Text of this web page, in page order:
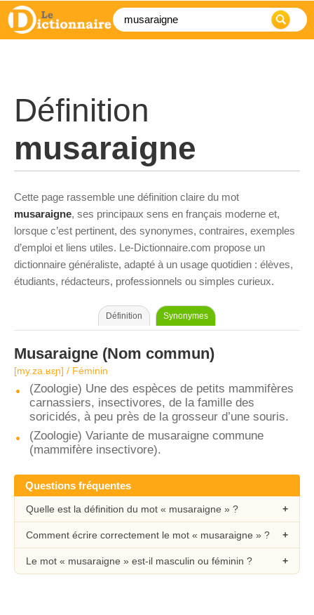
Définition
musaraigne
Cette page rassemble une définition claire du mot
musaraigne, ses principaux sens en français moderne et,
lorsque c’est pertinent, des synonymes, contraires, exemples
d’emploi et liens utiles. Le-Dictionnaire.com propose un
dictionnaire généraliste, adapté à un usage quotidien : élèves,
étudiants, rédacteurs, professionnels ou simples curieux.
Définition Synonymes
Musaraigne (Nom commun)
[my.za.ʁɛɲ] / Féminin
(Zoologie) Une des espèces de petits mammifères
carnassiers, insectivores, de la famille des
soricidés, à peu près de la grosseur d’une souris.
(Zoologie) Variante de musaraigne commune
(mammifère insectivore).
Questions fréquentes
Quelle est la définition du mot « musaraigne » ?
Comment écrire correctement le mot « musaraigne » ?
Le mot « musaraigne » est-il masculin ou féminin ?